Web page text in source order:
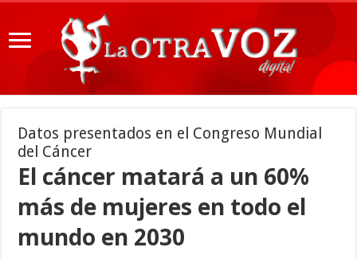
Datos presentados en el Congreso Mundial
del Cáncer
El cáncer matará a un 60%
más de mujeres en todo el
mundo en 2030